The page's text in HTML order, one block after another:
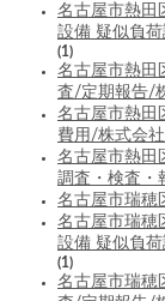
名古屋市熱
設備 疑似負
(1)
名古屋市熱田
査/定期報告/
名古屋市熱
費用/株式会
名古屋市熱
調査・検査
名古屋市瑞
名古屋市瑞
設備 疑似負
(1)
名古屋市瑞穂